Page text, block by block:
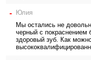
- Юлия
Мы остались не
черный с покраснением
здоровый зуб. Как